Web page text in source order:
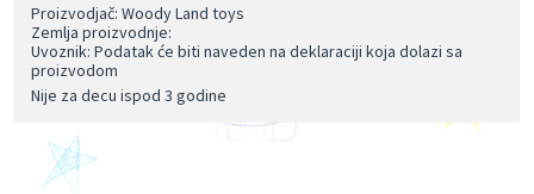
Proizvodjač: Woody Land toys
Zemlja proizvodnje:
Uvoznik: Podatak će biti naveden na deklaraciji koja dolazi sa
proizvodom
Nije za decu ispod 3 godine